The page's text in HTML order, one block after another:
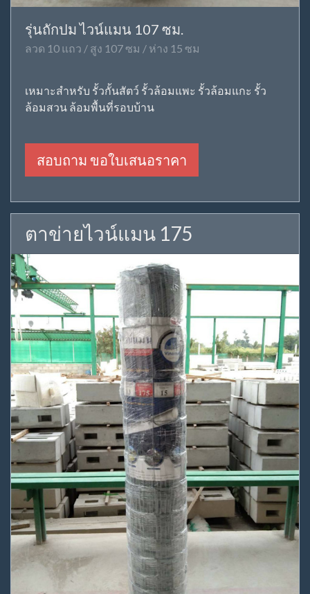
รุ่นถักปม ไวน์แมน 107 ซม.
ลวด 10 แถว / สูง 107 ซม / ห่าง 15 ซม
เหมาะสำหรับ รั้วกั้นสัตว์ รั้วล้อมแพะ รั้วล้อมแกะ รั้ว
ล้อมสวน ล้อมพื้นที่รอบบ้าน
สอบถาม ขอใบเสนอราคา
ตาข่ายไวน์แมน 175